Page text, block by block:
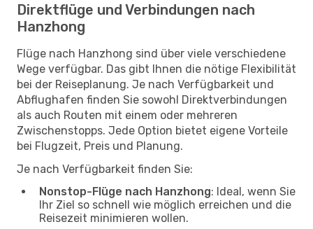
Direktflüge und Verbindungen nach
Hanzhong
Flüge nach Hanzhong sind über viele verschiedene
Wege verfügbar. Das gibt Ihnen die nötige Flexibilität
bei der Reiseplanung. Je nach Verfügbarkeit und
Abflughafen finden Sie sowohl Direktverbindungen
als auch Routen mit einem oder mehreren
Zwischenstopps. Jede Option bietet eigene Vorteile
bei Flugzeit, Preis und Planung.
Je nach Verfügbarkeit finden Sie:
Nonstop-Flüge nach Hanzhong: Ideal, wenn Sie
Ihr Ziel so schnell wie möglich erreichen und die
Reisezeit minimieren wollen.